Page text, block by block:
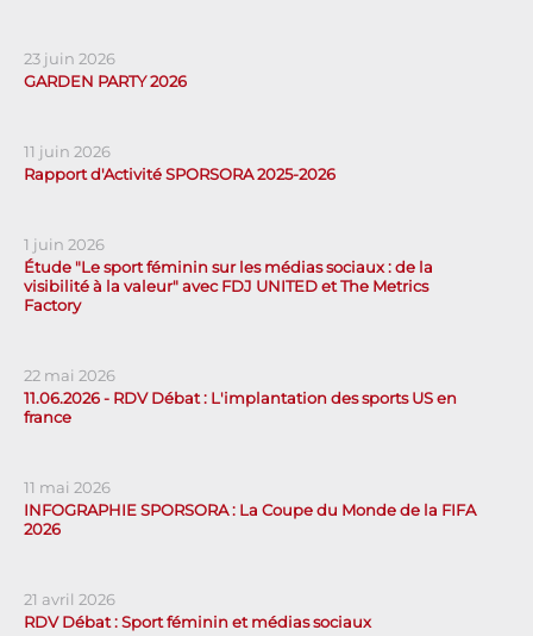
23 juin 2026
GARDEN PARTY 2026
11 juin 2026
Rapport d'Activité SPORSORA 2025-2026
1 juin 2026
Étude "Le sport féminin sur les médias sociaux : de la
visibilité à la valeur" avec FDJ UNITED et The Metrics
Factory
22 mai 2026
11.06.2026 - RDV Débat : L'implantation des sports US en
france
11 mai 2026
INFOGRAPHIE SPORSORA : La Coupe du Monde de la FIFA
2026
21 avril 2026
RDV Débat : Sport féminin et médias sociaux